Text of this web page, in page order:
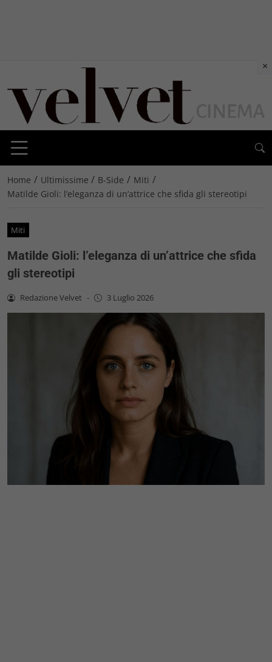
Home / Ultimissime / B-Side / Miti /
Matilde Gioli: l’eleganza di un’attrice che sfida gli stereotipi
Miti
Matilde Gioli: l’eleganza di un’attrice che sfida
gli stereotipi
Redazione Velvet - 3 Luglio 2026
×